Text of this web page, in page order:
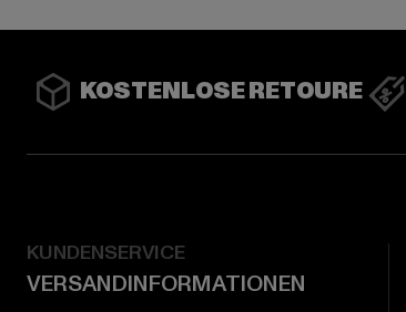
KOSTENLOSE RETOURE
KUNDENSERVICE
VERSANDINFORMATIONEN